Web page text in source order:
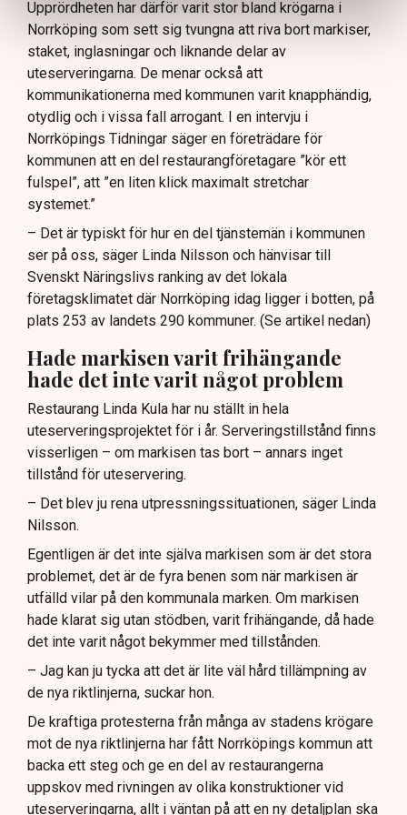
Upprördheten har därför varit stor bland krögarna i
Norrköping som sett sig tvungna att riva bort markiser,
staket, inglasningar och liknande delar av
uteserveringarna. De menar också att
kommunikationerna med kommunen varit knapphändig,
otydlig och i vissa fall arrogant. I en intervju i
Norrköpings Tidningar säger en företrädare för
kommunen att en del restaurangföretagare ”kör ett
fulspel”, att ”en liten klick maximalt stretchar
systemet.”
– Det är typiskt för hur en del tjänstemän i kommunen
ser på oss, säger Linda Nilsson och hänvisar till
Svenskt Näringslivs ranking av det lokala
företagsklimatet där Norrköping idag ligger i botten, på
plats 253 av landets 290 kommuner. (Se artikel nedan)
Hade markisen varit frihängande
hade det inte varit något problem
Restaurang Linda Kula har nu ställt in hela
uteserveringsprojektet för i år. Serveringstillstånd finns
visserligen – om markisen tas bort – annars inget
tillstånd för uteservering.
– Det blev ju rena utpressningssituationen, säger Linda
Nilsson.
Egentligen är det inte själva markisen som är det stora
problemet, det är de fyra benen som när markisen är
utfälld vilar på den kommunala marken. Om markisen
hade klarat sig utan stödben, varit frihängande, då hade
det inte varit något bekymmer med tillstånden.
– Jag kan ju tycka att det är lite väl hård tillämpning av
de nya riktlinjerna, suckar hon.
De kraftiga protesterna från många av stadens krögare
mot de nya riktlinjerna har fått Norrköpings kommun att
backa ett steg och ge en del av restaurangerna
uppskov med rivningen av olika konstruktioner vid
uteserveringarna, allt i väntan på att en ny detaljplan ska